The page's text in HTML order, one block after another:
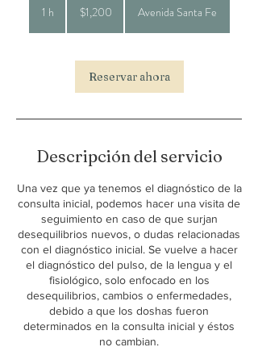
1 h
pesos
mexicanos
$1,200 Avenida Santa Fe
Reservar ahora
Descripción del servicio
Una vez que ya tenemos el diagnóstico de la
consulta inicial, podemos hacer una visita de
seguimiento en caso de que surjan
desequilibrios nuevos, o dudas relacionadas
con el diagnóstico inicial. Se vuelve a hacer
el diagnóstico del pulso, de la lengua y el
fisiológico, solo enfocado en los
desequilibrios, cambios o enfermedades,
debido a que los doshas fueron
determinados en la consulta inicial y éstos